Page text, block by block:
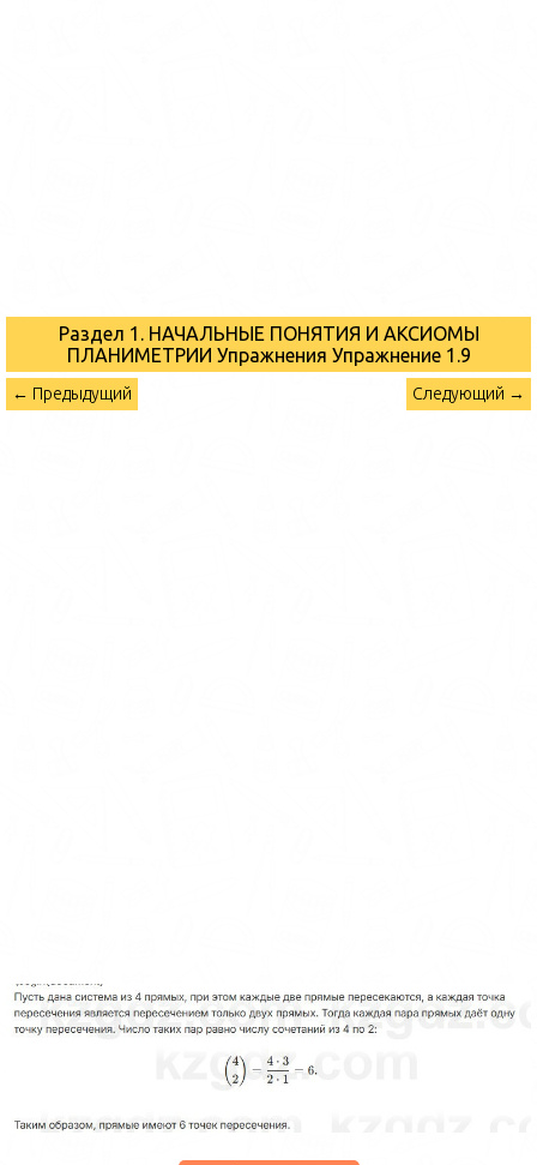
Раздел 1. НАЧАЛЬНЫЕ ПОНЯТИЯ И АКСИОМЫ
ПЛАНИМЕТРИИ Упражнения Упражнение 1.9
← Предыдущий Следующий →